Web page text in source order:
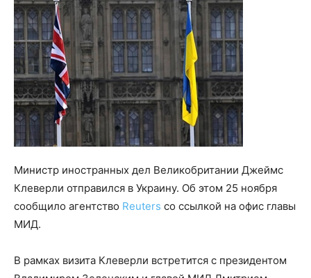
Министр иностранных дел Великобритании Джеймс
Клеверли отправился в Украину. Об этом 25 ноября
сообщило агентство Reuters со ссылкой на офис главы
МИД.
В рамках визита Клеверли встретится с президентом